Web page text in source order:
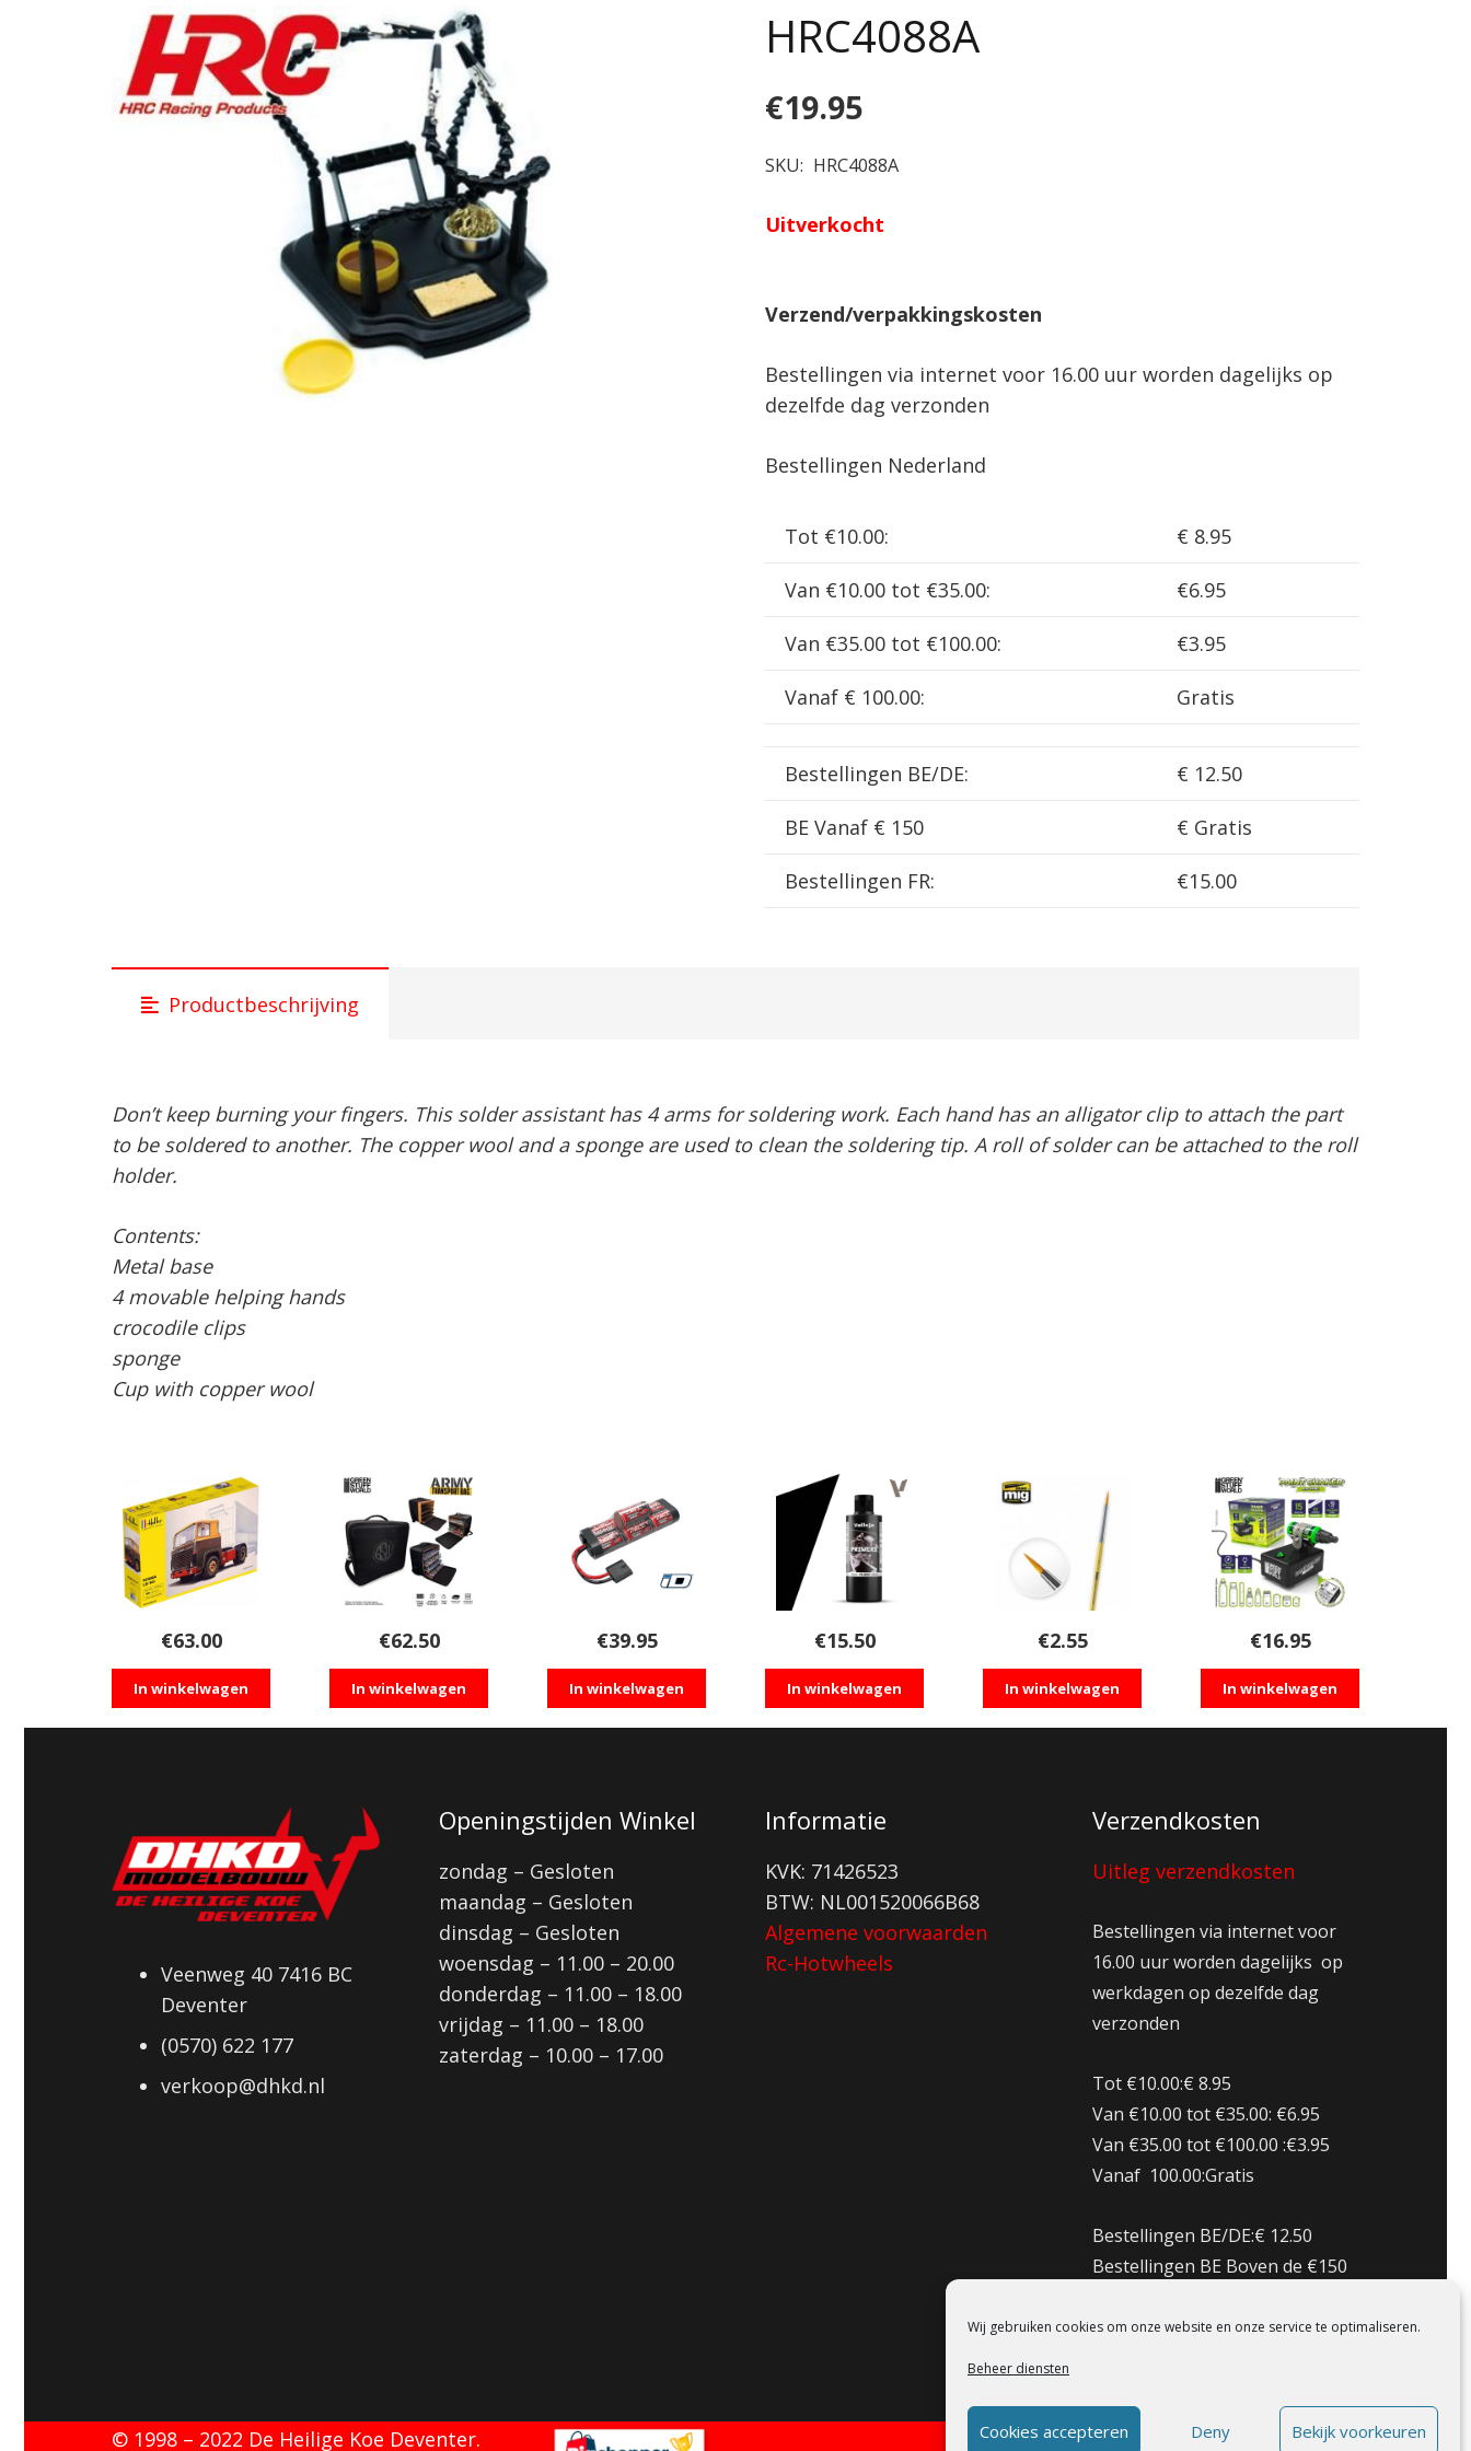
Wij gebruiken cookies om onze website en onze service te optimaliseren.
Beheer diensten
Cookies accepteren Deny Bekijk voorkeuren
HRC4088A
€19.95
SKU: HRC4088A
Uitverkocht
Verzend/verpakkingskosten
Bestellingen via internet voor 16.00 uur worden dagelijks op
dezelfde dag verzonden
Bestellingen Nederland
Tot €10.00: € 8.95
Van €10.00 tot €35.00: €6.95
Van €35.00 tot €100.00: €3.95
Vanaf € 100.00: Gratis
Bestellingen BE/DE: € 12.50
BE Vanaf € 150 € Gratis
Bestellingen FR: €15.00
Productbeschrijving
Don’t keep burning your fingers. This solder assistant has 4 arms for soldering work. Each hand has an alligator clip to attach the part
to be soldered to another. The copper wool and a sponge are used to clean the soldering tip. A roll of solder can be attached to the roll
holder.
Contents:
Metal base
4 movable helping hands
crocodile clips
sponge
Cup with copper wool
€63.00
In winkelwagen
€62.50
In winkelwagen
€39.95
In winkelwagen
€15.50
In winkelwagen
€2.55
In winkelwagen
€16.95
In winkelwagen
Veenweg 40 7416 BC
Deventer
(0570) 622 177
verkoop@dhkd.nl
Openingstijden Winkel
zondag – Gesloten
maandag – Gesloten
dinsdag – Gesloten
woensdag – 11.00 – 20.00
donderdag – 11.00 – 18.00
vrijdag – 11.00 – 18.00
zaterdag – 10.00 – 17.00
Informatie
KVK: 71426523
BTW: NL001520066B68
Algemene voorwaarden
Rc-Hotwheels
Verzendkosten
Uitleg verzendkosten
Bestellingen via internet voor
16.00 uur worden dagelijks op
werkdagen op dezelfde dag
verzonden
Tot €10.00:€ 8.95
Van €10.00 tot €35.00: €6.95
Van €35.00 tot €100.00 :€3.95
Vanaf 100.00:Gratis
Bestellingen BE/DE:€ 12.50
Bestellingen BE Boven de €150
Bestellingen FR:€15.00
© 1998 – 2022 De Heilige Koe Deventer.